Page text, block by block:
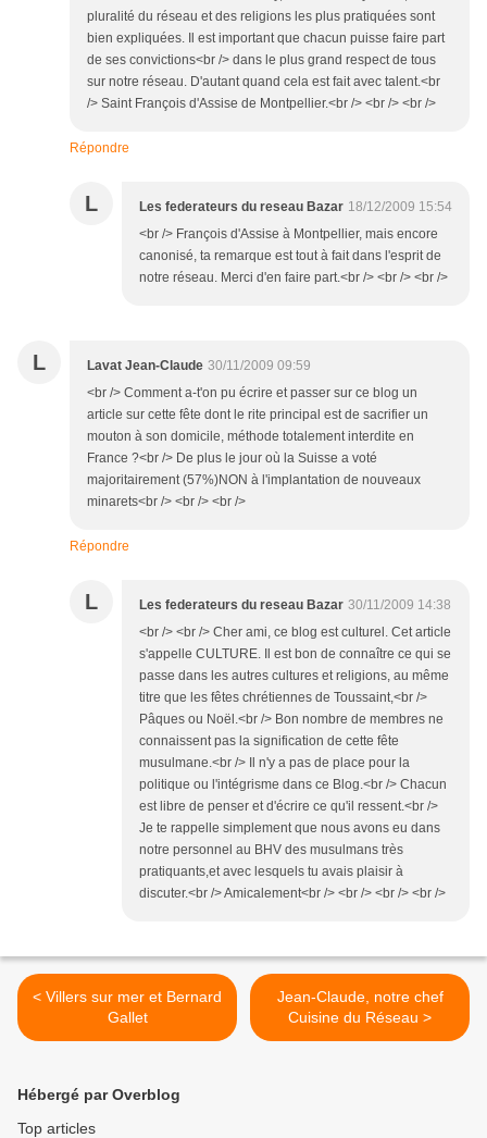
pluralité du réseau et des religions les plus pratiquées sont
bien expliquées. Il est important que chacun puisse faire part
de ses convictions<br /> dans le plus grand respect de tous
sur notre réseau. D'autant quand cela est fait avec talent.<br
/> Saint François d'Assise de Montpellier.<br /> <br /> <br />
Répondre
L Les federateurs du reseau Bazar 18/12/2009 15:54
<br /> François d'Assise à Montpellier, mais encore
canonisé, ta remarque est tout à fait dans l'esprit de
notre réseau. Merci d'en faire part.<br /> <br /> <br />
L Lavat Jean-Claude 30/11/2009 09:59
<br /> Comment a-t'on pu écrire et passer sur ce blog un
article sur cette fête dont le rite principal est de sacrifier un
mouton à son domicile, méthode totalement interdite en
France ?<br /> De plus le jour où la Suisse a voté
majoritairement (57%)NON à l'implantation de nouveaux
minarets<br /> <br /> <br />
Répondre
L Les federateurs du reseau Bazar 30/11/2009 14:38
<br /> <br /> Cher ami, ce blog est culturel. Cet article
s'appelle CULTURE. Il est bon de connaître ce qui se
passe dans les autres cultures et religions, au même
titre que les fêtes chrétiennes de Toussaint,<br />
Pâques ou Noël.<br /> Bon nombre de membres ne
connaissent pas la signification de cette fête
musulmane.<br /> Il n'y a pas de place pour la
politique ou l'intégrisme dans ce Blog.<br /> Chacun
est libre de penser et d'écrire ce qu'il ressent.<br />
Je te rappelle simplement que nous avons eu dans
notre personnel au BHV des musulmans très
pratiquants,et avec lesquels tu avais plaisir à
discuter.<br /> Amicalement<br /> <br /> <br /> <br />
< Villers sur mer et Bernard
Gallet
Jean-Claude, notre chef
Cuisine du Réseau >
Hébergé par Overblog
Top articles